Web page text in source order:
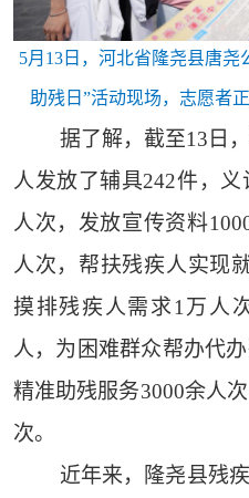
5月13日，河北省隆尧县唐尧
助残日”活动现场，志愿者
据了解，截至13日
人发放了辅具242件，
人次，发放宣传资料
人次，帮扶残疾人实现
摸排残疾人需求1万人
人，为困难群众帮办代
精准助残服务3000余人
次。
近年来，隆尧县残